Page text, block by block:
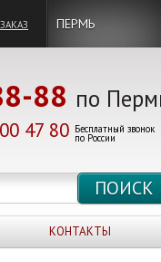
ПЕРМЬ
88 по
47 80 Бесплатный звонок
по России
КОНТАКТЫ